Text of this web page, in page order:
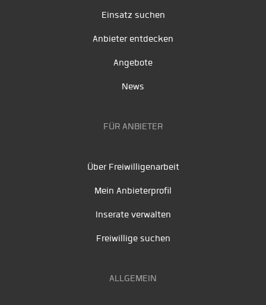
Einsatz suchen
Anbieter entdecken
Angebote
News
FÜR ANBIETER
Über Freiwilligenarbeit
Mein Anbieterprofil
Inserate verwalten
Freiwillige suchen
ALLGEMEIN